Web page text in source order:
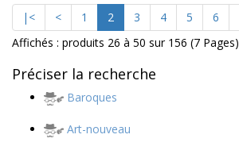
|< < 1 2 3 4 5 6
Affichés : produits 26 à 50 sur 156 (7 Pages)
Préciser la recherche
Baroques
Art-nouveau